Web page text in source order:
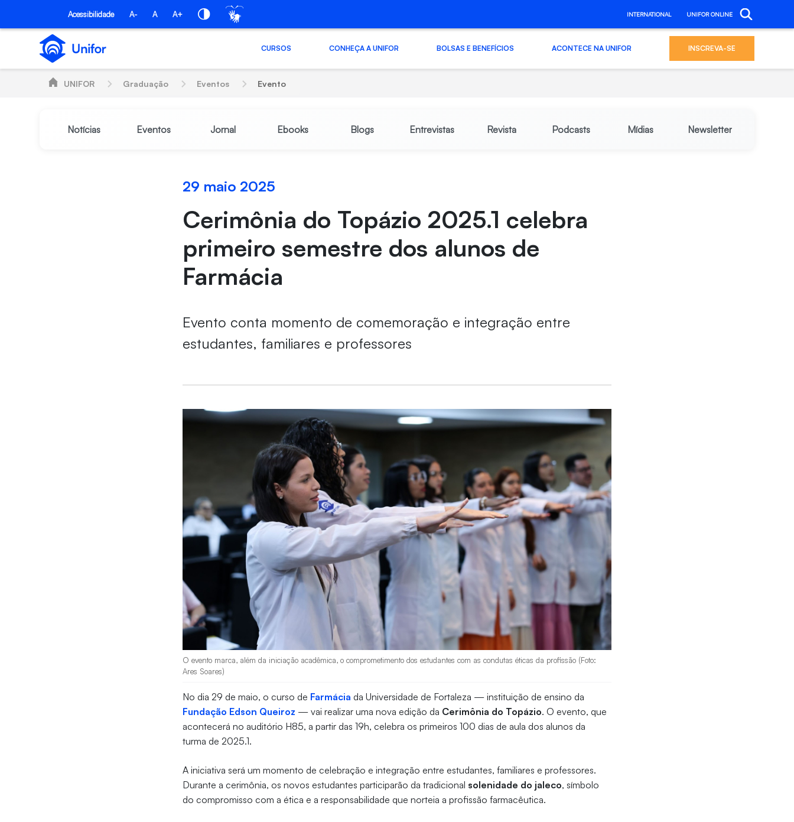
Pular para o Conteúdo principal
Acessibilidade A- A A+ INTERNATIONAL UNIFOR ONLINE
CURSOS CONHEÇA A UNIFOR BOLSAS E BENEFÍCIOS ACONTECE NA UNIFOR INSCREVA-SE
UNIFOR Graduação Eventos Evento
Notícias Eventos Jornal Ebooks Blogs Entrevistas Revista Podcasts Mídias Newsletter
29 maio 2025
Cerimônia do Topázio 2025.1 celebra
primeiro semestre dos alunos de
Farmácia
Evento conta momento de comemoração e integração entre
estudantes, familiares e professores
O evento marca, além da iniciação acadêmica, o comprometimento dos estudantes com as condutas éticas da profissão (Foto:
Ares Soares)
No dia 29 de maio, o curso de Farmácia da Universidade de Fortaleza — instituição de ensino da
Fundação Edson Queiroz — vai realizar uma nova edição da Cerimônia do Topázio. O evento, que
acontecerá no auditório H85, a partir das 19h, celebra os primeiros 100 dias de aula dos alunos da
turma de 2025.1.
A iniciativa será um momento de celebração e integração entre estudantes, familiares e professores.
Durante a cerimônia, os novos estudantes participarão da tradicional solenidade do jaleco, símbolo
do compromisso com a ética e a responsabilidade que norteia a profissão farmacêutica.